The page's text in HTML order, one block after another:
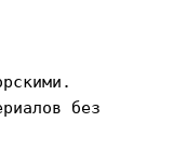
без